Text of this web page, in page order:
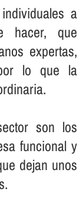
a
hacer, que
expertas,
lo que la
son los
funcional y
dejan unos